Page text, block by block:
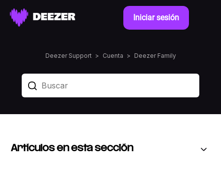
Iniciar sesión
Deezer Support Cuenta Deezer Family
Artículos en esta sección